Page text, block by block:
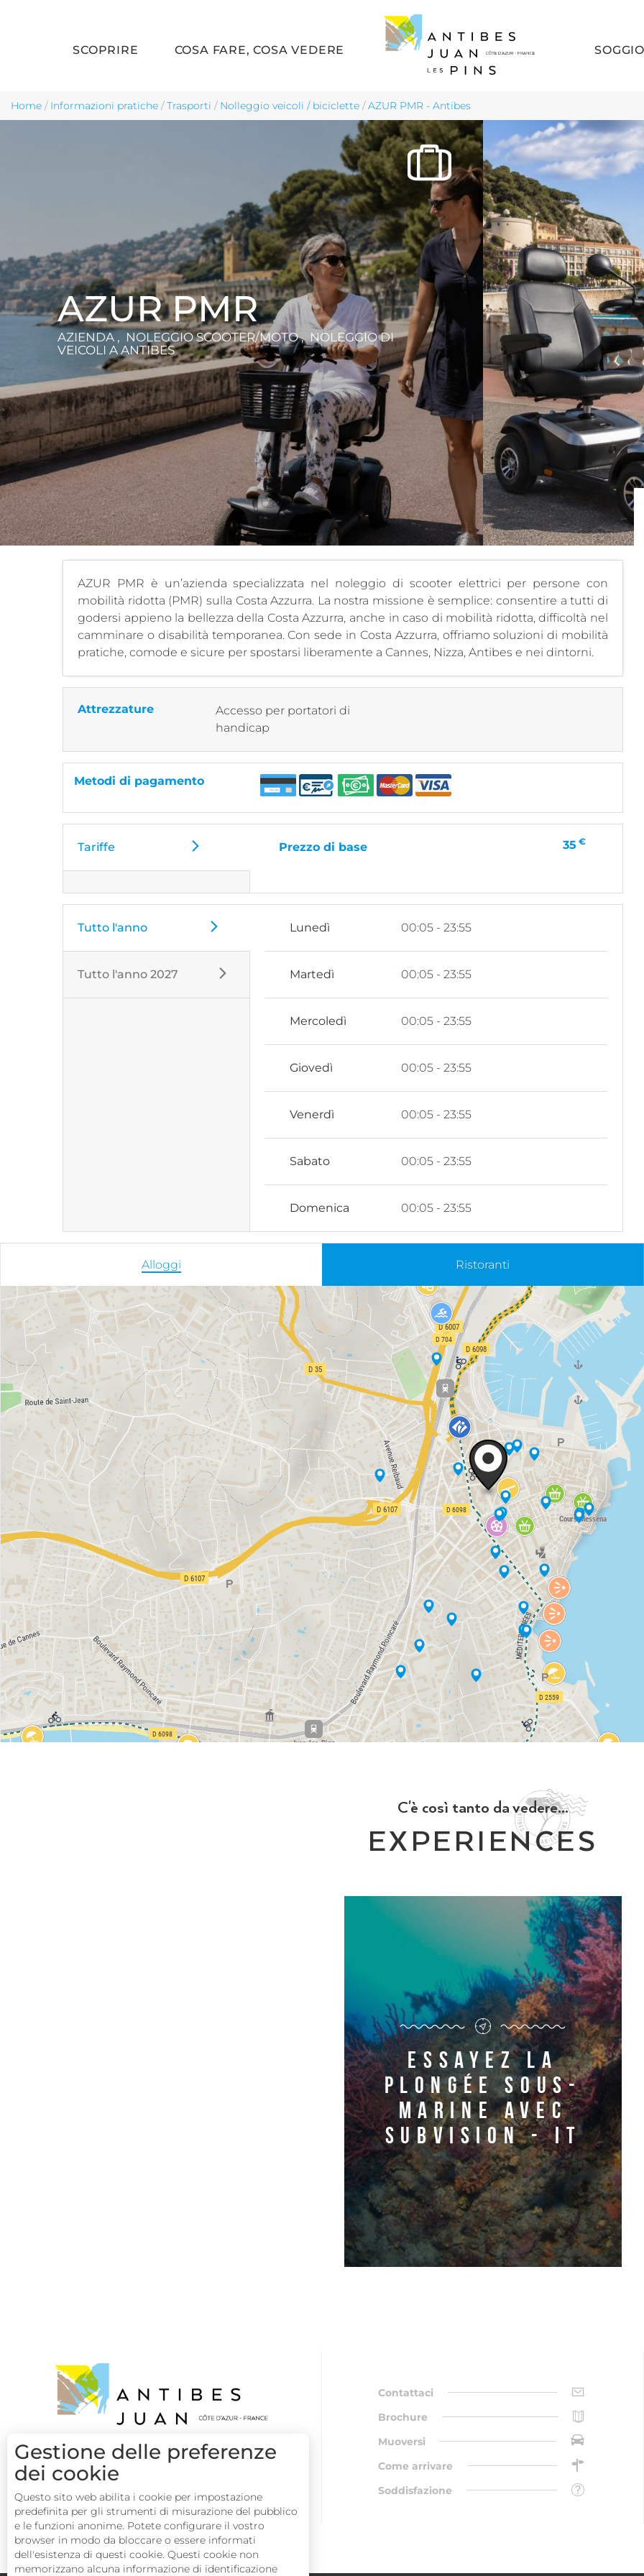
Skip to main content
SCOPRIRE COSA FARE, COSA VEDERE
Home / Informazioni pratiche /Trasporti / Nolleggio veicoli / biciclette /AZUR PMR - Antibes
AZUR PMR
AZIENDA , NOLEGGIO SCOOTER/MOTO , NOLEGGIO DI
VEICOLI A ANTIBES
AZUR PMR è un’azienda specializzata nel noleggio di scooter elettrici per persone con
mobilità ridotta (PMR) sulla Costa Azzurra. La nostra missione è semplice: consentire a tutti di
godersi appieno la bellezza della Costa Azzurra, anche in caso di mobilità ridotta, difficoltà nel
camminare o disabilità temporanea. Con sede in Costa Azzurra, offriamo soluzioni di mobilità
pratiche, comode e sicure per spostarsi liberamente a Cannes, Nizza, Antibes e nei dintorni.
Attrezzature
Accesso per portatori di
handicap
Metodi di pagamento
Tariffe Prezzo di base 35 €
Tutto l'anno
Tutto l'anno 2027
Lunedì 00:05 - 23:55
Martedì 00:05 - 23:55
Mercoledì 00:05 - 23:55
Giovedì 00:05 - 23:55
Venerdì 00:05 - 23:55
Sabato 00:05 - 23:55
Domenica 00:05 - 23:55
Alloggi Ristoranti
C'è così tanto da vedere...
EXPERIENCES
Essayez la
plongée sous-
marine avec
Subvision - it
Contattaci
Brochure
Muoversi
Come arrivare
Soddisfazione
Gestione delle preferenze
dei cookie
Questo sito web abilita i cookie per impostazione
predefinita per gli strumenti di misurazione del pubblico
e le funzioni anonime. Potete configurare il vostro
browser in modo da bloccare o essere informati
dell'esistenza di questi cookie. Questi cookie non
memorizzano alcuna informazione di identificazione